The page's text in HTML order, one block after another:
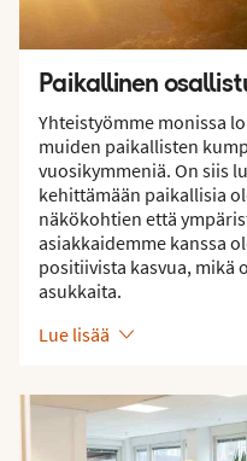
Paikallinen
Yhteistyömme monissa
muiden paikallisten
vuosikymmeniä. On siis
kehittämään paikallisia
näkökohtien että
asiakkaidemme kanssa
positiivista kasvua, mikä
asukkaita.
Lue lisää